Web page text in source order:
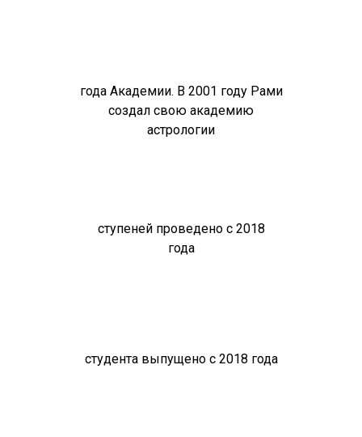
года Академии. В 2001 году Рами
создал свою академию
астрологии
ступеней проведено с 2018
года
студента выпущено с 2018 года